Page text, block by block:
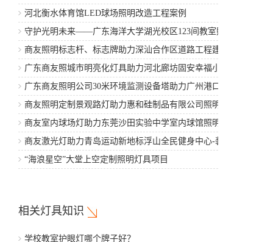
出一辆豪车
河北衡水体育馆LED球场照明改造工程案例
守护光明未来——广东海洋大学湖光校区123间教室照明改
造工程案例
商友照明标志杆、标志牌助力深汕合作区道路工程建设
广东商友照城市明亮化灯具助力河北廊坊固安幸福小区项
目建设
广东商友照明公司30米环境监测设备塔助力广州港口工程
商友照明定制景观路灯助力惠和硅制品有限公司照明亮化
建设
商友室内球场灯助力东莞沙田实验中学室内球馆照明工程
项目
商友激光灯助力青岛运动新地标浮山全民健身中心-装修工
程
“海浪星空”大堂上空定制照明灯具项目
相关灯具知识
学校教室护眼灯哪个牌子好？